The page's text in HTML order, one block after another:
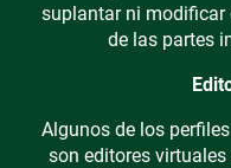
suplantar ni
de las partes
Algunos de los
son editores